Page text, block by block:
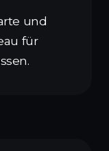
und
für